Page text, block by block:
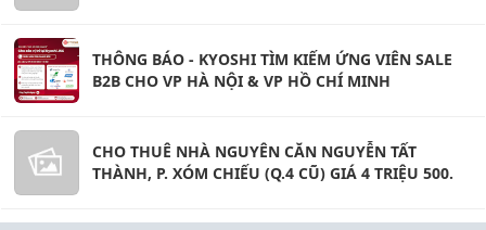
THÔNG BÁO - KYOSHI TÌM KIẾM ỨNG VIÊN SALE
B2B CHO VP HÀ NỘI & VP HỒ CHÍ MINH
CHO THUÊ NHÀ NGUYÊN CĂN NGUYỄN TẤT
THÀNH, P. XÓM CHIẾU (Q.4 CŨ) GIÁ 4 TRIỆU 500.